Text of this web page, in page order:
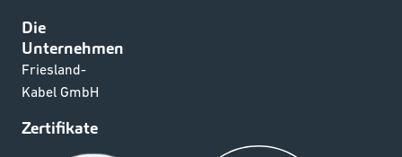
Die
Unternehmen
Friesland-
Kabel GmbH
Zertifikate